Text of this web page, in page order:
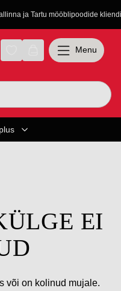
ja Tartu mööblipoodide
Menu
EI
või on kolinud mujale.